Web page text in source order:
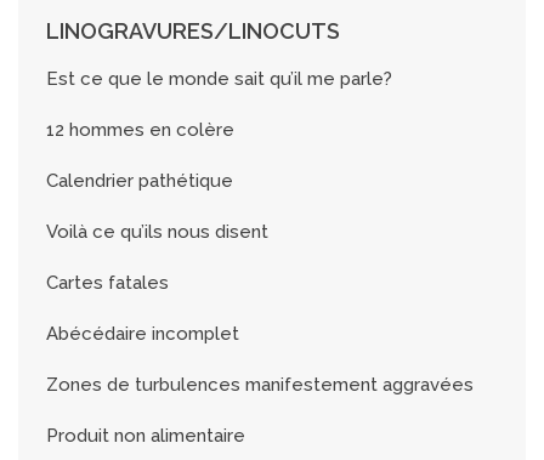
LINOGRAVURES/LINOCUTS
Est ce que le monde sait qu’il me parle?
12 hommes en colère
Calendrier pathétique
Voilà ce qu’ils nous disent
Cartes fatales
Abécédaire incomplet
Zones de turbulences manifestement aggravées
Produit non alimentaire